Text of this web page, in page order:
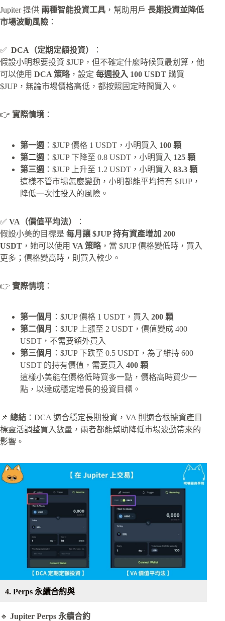
Jupiter 提供 兩種智能投資工具 ，幫助用戶 長期投資並降低
市場波動風險 ：
✅ DCA（定期定額投資）
：
假設小明想要投資 $JUP，但不確定什麼時候買最划算，他
可以使用 DCA 策略，設定 每週投入 100 USDT 購買
$JUP，無論市場價格高低，都按照固定時間買入。
👉 實際情境 ：
第一週 ：$JUP 價格 1 USDT，小明買入 100 顆
第二週 ：$JUP 下降至 0.8 USDT，小明買入 125 顆
第三週 ：$JUP 上升至 1.2 USDT，小明買入 83.3 顆
這樣不管市場怎麼變動，小明都能平均持有 $JUP，
降低一次性投入的風險。
✅ VA（價值平均法）
：
假設小美的目標是 每月讓 $JUP 持有資產增加 200
USDT ，她可以使用 VA 策略，當 $JUP 價格變低時，買入
更多；價格變高時，則買入較少。
👉 實際情境 ：
第一個月 ：$JUP 價格 1 USDT，買入 200 顆
第二個月
：$JUP 上漲至 2 USDT，價值變成 400
USDT，不需要額外買入
第三個月
：$JUP 下跌至 0.5 USDT，為了維持 600
USDT 的持有價值，需要買入 400 顆
這樣小美能在價格低時買多一點，價格高時買少一
點，以達成穩定增長的投資目標。
📌 總結 ：DCA 適合穩定長期投資，VA 則適合根據資產目
標靈活調整買入數量，兩者都能幫助降低市場波動帶來的
影響。
4. Perps 永續合約與
🔹 Jupiter Perps 永續合約